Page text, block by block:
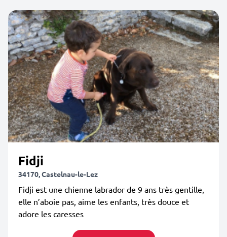
Fidji
34170, Castelnau-le-Lez
Fidji est une chienne labrador de 9 ans très gentille,
elle n’aboie pas, aime les enfants, très douce et
adore les caresses